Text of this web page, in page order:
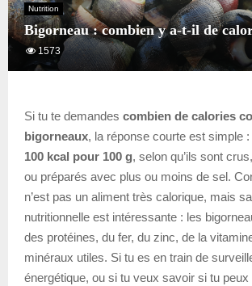
Nutrition
Bigorneau : combien y a-t-il de
1573
Si tu te demandes combien de calories
bigorneaux, la réponse courte est simple :
100 kcal pour 100 g, selon qu’ils sont
ou préparés avec plus ou moins de sel.
n’est pas un aliment très calorique, mais
nutritionnelle est intéressante : les
des protéines, du fer, du zinc, de la
minéraux utiles. Si tu es en train de
énergétique, ou si tu veux savoir si tu